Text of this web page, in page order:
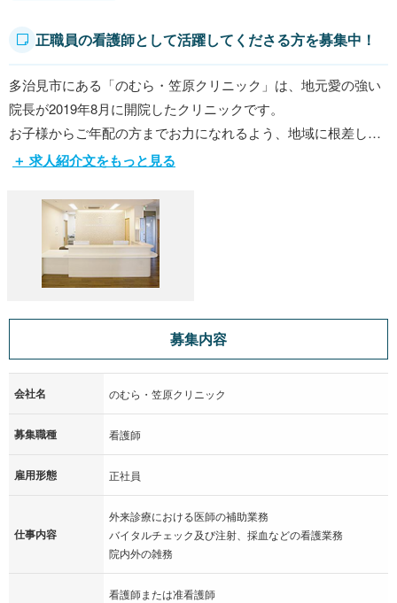
正職員の看護師として活躍してくださる方を募集中！
多治見市にある「のむら・笠原クリニック」は、地元愛の強い
院長が2019年8月に開院したクリニックです。
お子様からご年配の方までお力になれるよう、地域に根差した
クリニックを目指しています。
を募集中です。
応募にあたり経験は問いません。賞与や昇給をご用意し、あな
たの頑張りをしっかり評価する体制を整えています。
地域の患者様に寄り添った応対で頑張ってくださる方はぜひご
＋ 求人紹介文をもっと見る
募集内容
会社名 のむら・笠原クリニック
募集職種 看護師
雇用形態 正社員
仕事内容
外来診療における医師の補助業務
バイタルチェック及び注射、採血などの看護業務
院内外の雑務
看護師または准看護師